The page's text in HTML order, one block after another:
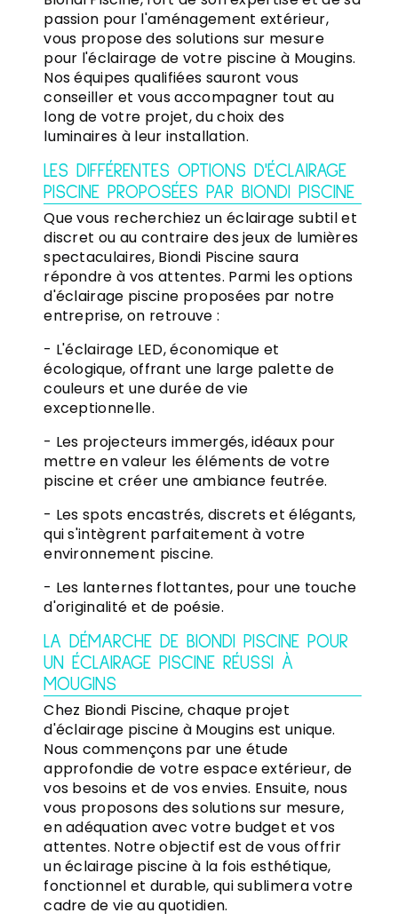
passion pour l'aménagement extérieur,
vous propose des solutions sur mesure
pour l'éclairage de votre piscine à Mougins.
Nos équipes qualifiées sauront vous
conseiller et vous accompagner tout au
long de votre projet, du choix des
luminaires à leur installation.
LES DIFFÉRENTES OPTIONS D'ÉCLAIRAGE
PISCINE PROPOSÉES PAR BIONDI PISCINE
Que vous recherchiez un éclairage subtil et
discret ou au contraire des jeux de lumières
spectaculaires, Biondi Piscine saura
répondre à vos attentes. Parmi les options
d'éclairage piscine proposées par notre
entreprise, on retrouve :
- L'éclairage LED, économique et
écologique, offrant une large palette de
couleurs et une durée de vie
exceptionnelle.
- Les projecteurs immergés, idéaux pour
mettre en valeur les éléments de votre
piscine et créer une ambiance feutrée.
- Les spots encastrés, discrets et élégants,
qui s'intègrent parfaitement à votre
environnement piscine.
- Les lanternes flottantes, pour une touche
d'originalité et de poésie.
LA DÉMARCHE DE BIONDI PISCINE POUR
UN ÉCLAIRAGE PISCINE RÉUSSI À
MOUGINS
Chez Biondi Piscine, chaque projet
d'éclairage piscine à Mougins est unique.
Nous commençons par une étude
approfondie de votre espace extérieur, de
vos besoins et de vos envies. Ensuite, nous
vous proposons des solutions sur mesure,
en adéquation avec votre budget et vos
attentes. Notre objectif est de vous offrir
un éclairage piscine à la fois esthétique,
fonctionnel et durable, qui sublimera votre
cadre de vie au quotidien.